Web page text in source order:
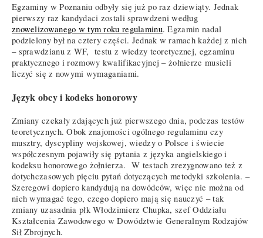
Egzaminy w Poznaniu odbyły się już po raz dziewiąty. Jednak
pierwszy raz kandydaci zostali sprawdzeni według
znowelizowanego w tym roku regulaminu. Egzamin nadal
podzielony był na cztery części. Jednak w ramach każdej z nich
– sprawdzianu z WF, testu z wiedzy teoretycznej, egzaminu
praktycznego i rozmowy kwalifikacyjnej – żołnierze musieli
liczyć się z nowymi wymaganiami.
Język obcy i kodeks honorowy
Zmiany czekały zdających już pierwszego dnia, podczas testów
teoretycznych. Obok znajomości ogólnego regulaminu czy
musztry, dyscypliny wojskowej, wiedzy o Polsce i świecie
współczesnym pojawiły się pytania z języka angielskiego i
kodeksu honorowego żołnierza. W testach zrezygnowano też z
dotychczasowych pięciu pytań dotyczących metodyki szkolenia. –
Szeregowi dopiero kandydują na dowódców, więc nie można od
nich wymagać tego, czego dopiero mają się nauczyć – tak
zmiany uzasadnia płk Włodzimierz Chupka, szef Oddziału
Kształcenia Zawodowego w Dowództwie Generalnym Rodzajów
Sił Zbrojnych.